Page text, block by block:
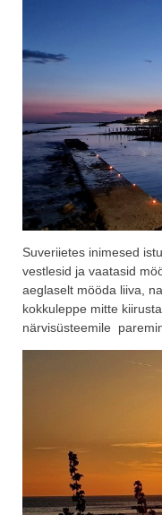
Suveriietes inimesed
vestlesid ja vaatasid
aeglaselt mööda liiva,
kokkuleppe mitte
närvisüsteemile